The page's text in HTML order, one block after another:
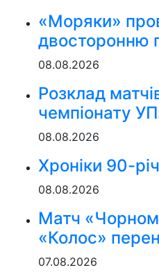
«Моряки»
двосторонню
08.08.2026
Розклад
чемпіонату
08.08.2026
Хроніки 90-
08.08.2026
Матч
«Колос»
07.08.2026